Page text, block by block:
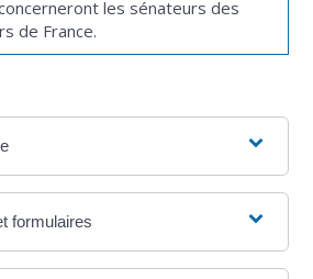
les sénateurs des
de France.
formulaires